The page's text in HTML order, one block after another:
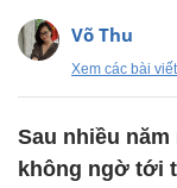
Võ Thu
Xem các bài
Sau nhiều
không ngờ tới